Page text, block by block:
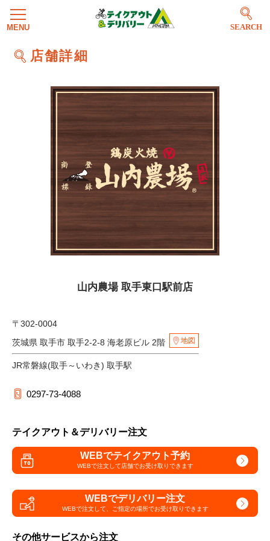
SEARCH
店舗詳細
山内農場 取手東口駅前店
〒302-0004
茨城県 取手市 取手2-2-8 海老原ビル 2階
地図
JR常磐線(取手～いわき) 取手駅
0297-73-4088
テイクアウト＆デリバリー注文
WEBでテイクアウト予約
WEBで注文して店舗でお受け取りできます
WEBでデリバリー注文
WEBで注文して、 ご指定の場所でお受け取りできます
その他サービスから注文